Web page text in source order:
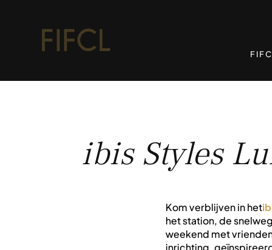
ibis Styles
Kom verblijven in het
het station, de
weekend met
inrichting,